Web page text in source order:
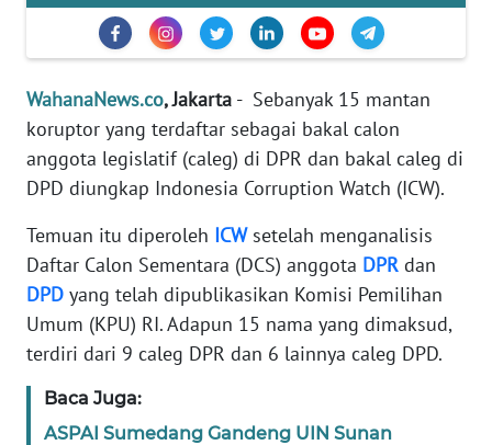
WahanaNews.co, Jakarta - Sebanyak 15 mantan
koruptor yang terdaftar sebagai bakal calon
anggota legislatif (caleg) di DPR dan bakal caleg di
DPD diungkap Indonesia Corruption Watch (ICW).
Temuan itu diperoleh ICWsetelah menganalisis
Daftar Calon Sementara (DCS) anggota DPR dan
DPD yang telah dipublikasikan Komisi Pemilihan
Umum (KPU) RI. Adapun 15 nama yang dimaksud,
terdiri dari 9 caleg DPR dan 6 lainnya caleg DPD.
Baca Juga:
ASPAI Sumedang Gandeng UIN Sunan
OLAHRAGA
EDITORIAL
Informasi
INDEKS
BERITA
KONTAK
INFO
IKLAN